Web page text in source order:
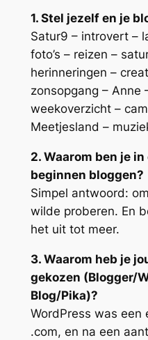
1. Stel jezelf en je
Satur9 – introvert –
foto’s – reizen –
herinneringen –
zonsopgang – Anne
weekoverzicht –
Meetjesland –
2. Waarom ben je
beginnen bloggen?
Simpel antwoord:
wilde proberen. En
het uit tot meer.
3. Waarom heb je
gekozen (Blogger/
Blog/Pika)?
WordPress was een
.com, en na een